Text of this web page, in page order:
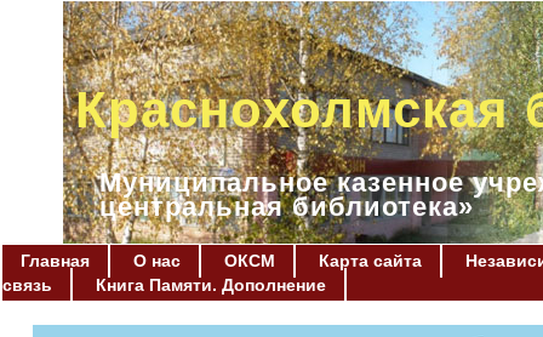
Краснохолмская
Муниципальное казенное
центральная библиотека»
Главная О нас ОКСМ Карта сайта
связь
Книга Памяти. Дополнение